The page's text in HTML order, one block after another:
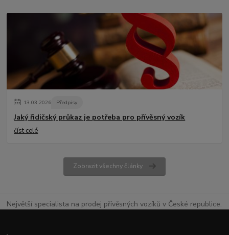
13.03.2026 Předpisy
Jaký řidičský průkaz je potřeba pro přívěsný vozík
číst celé
Zobrazit všechny články
Největší specialista na prodej přívěsných vozíků v České republice.